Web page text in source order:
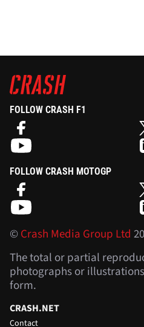
FOLLOW CRASH F1
FOLLOW CRASH MOTOGP
©Crash Media Group Ltd
The total or partial
photographs or
form.
CRASH.NET
Contact